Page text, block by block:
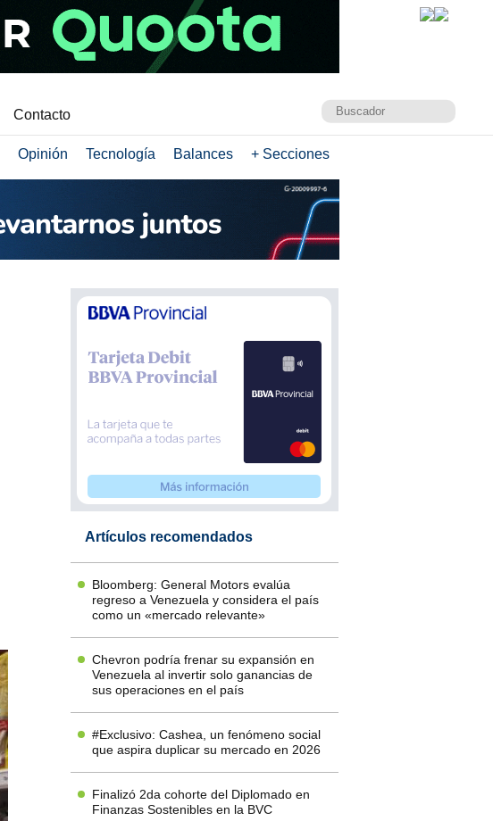
Contacto
Opinión Tecnología Balances + Secciones
Artículos recomendados
Bloomberg: General Motors evalúa
regreso a Venezuela y considera el país
como un «mercado relevante»
Chevron podría frenar su expansión en
Venezuela al invertir solo ganancias de
sus operaciones en el país
#Exclusivo: Cashea, un fenómeno social
que aspira duplicar su mercado en 2026
Finalizó 2da cohorte del Diplomado en
Finanzas Sostenibles en la BVC